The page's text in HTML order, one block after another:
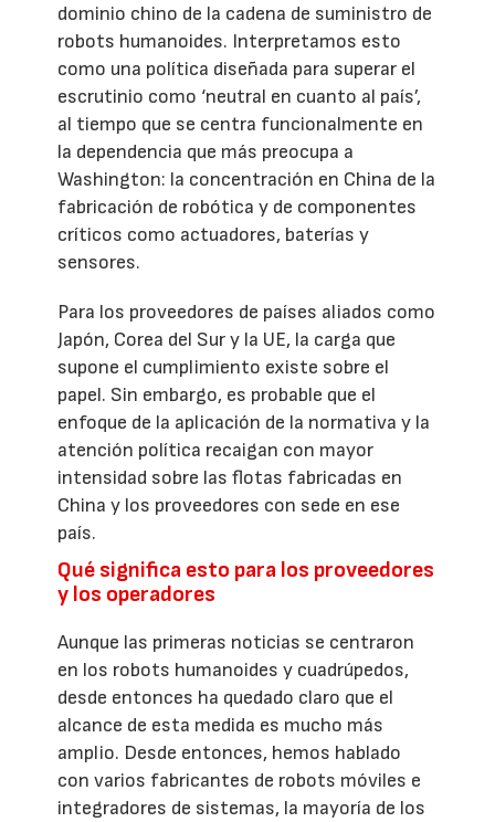
dominio chino de la cadena de suministro de
robots humanoides. Interpretamos esto
como una política diseñada para superar el
escrutinio como ‘neutral en cuanto al país’,
al tiempo que se centra funcionalmente en
la dependencia que más preocupa a
Washington: la concentración en China de la
fabricación de robótica y de componentes
críticos como actuadores, baterías y
sensores.
Para los proveedores de países aliados como
Japón, Corea del Sur y la UE, la carga que
supone el cumplimiento existe sobre el
papel. Sin embargo, es probable que el
enfoque de la aplicación de la normativa y la
atención política recaigan con mayor
intensidad sobre las flotas fabricadas en
China y los proveedores con sede en ese
país.
Qué significa esto para los proveedores
y los operadores
Aunque las primeras noticias se centraron
en los robots humanoides y cuadrúpedos,
desde entonces ha quedado claro que el
alcance de esta medida es mucho más
amplio. Desde entonces, hemos hablado
con varios fabricantes de robots móviles e
integradores de sistemas, la mayoría de los